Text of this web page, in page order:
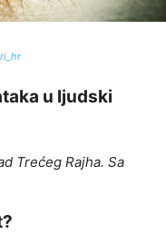
u ljudski
Trećeg Rajha. Sa